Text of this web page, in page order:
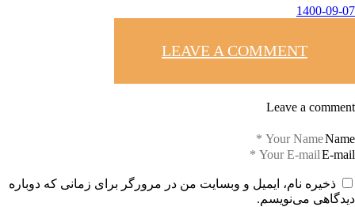
1400-09-07
LEAVE A COMMENT
Leave a comment
Name
E-mail
ذخیره نام، ایمیل و وبسایت من در مرورگر برای زمانی که دوباره
دیدگاهی می‌نویسم.